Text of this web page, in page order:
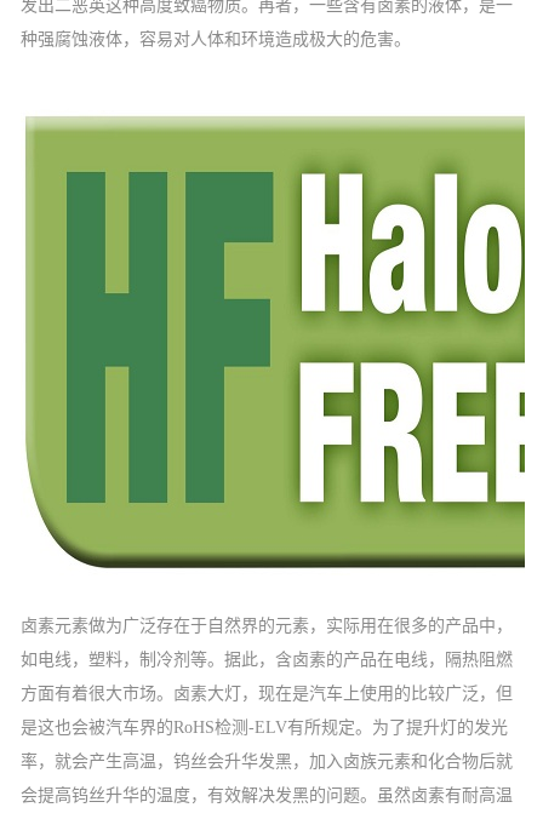
发出二恶英这种高度致癌物质。再者，一些含有卤素的液体，是一
种强腐蚀液体，容易对人体和环境造成极大的危害。
卤素元素做为广泛存在于自然界的元素，实际用在很多的产品中，
如电线，塑料，制冷剂等。据此，含卤素的产品在电线，隔热阻燃
方面有着很大市场。卤素大灯，现在是汽车上使用的比较广泛，但
是这也会被汽车界的RoHS检测-ELV有所规定。为了提升灯的发光
率，就会产生高温，钨丝会升华发黑，加入卤族元素和化合物后就
会提高钨丝升华的温度，有效解决发黑的问题。虽然卤素有耐高温